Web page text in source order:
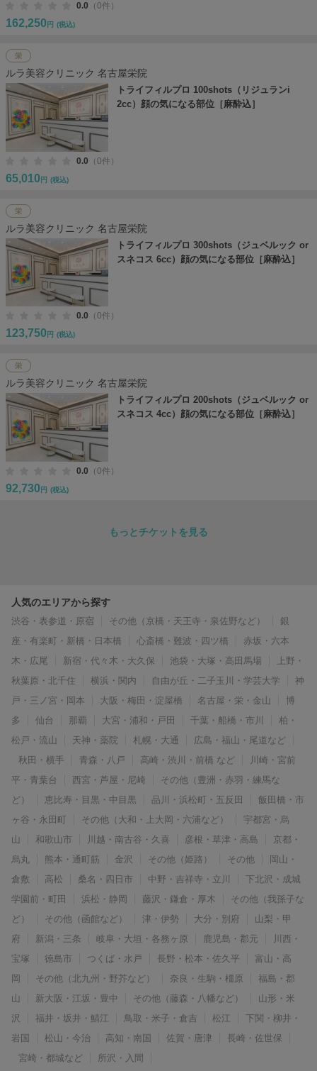
0.0 （0件）
162,250 円 (税込)
栄
ルラ美容クリニック 名古屋栄院
トライフィルプロ 100shots（リジュランi
2cc）顔の気になる部位［麻酔込］
0.0 （0件）
65,010 円 (税込)
栄
ルラ美容クリニック 名古屋栄院
トライフィルプロ 300shots（ジュベルック or
スネコス 6cc）顔の気になる部位［麻酔込］
0.0 （0件）
123,750 円 (税込)
栄
ルラ美容クリニック 名古屋栄院
トライフィルプロ 200shots（ジュベルック or
スネコス 4cc）顔の気になる部位［麻酔込］
0.0 （0件）
92,730 円 (税込)
もっとチケットを見る
人気のエリアから探す
渋谷・表参道・原宿 その他（京橋・天王寺・泉佐野など）
銀
座・有楽町・新橋・日本橋
心斎橋・難波・四ツ橋
赤坂・六本
木・広尾
新宿・代々木・大久保 池袋・大塚・高田馬場
上野・
秋葉原・北千住
横浜・関内 自由が丘・二子玉川・学芸大学
神
戸・三ノ宮・岡本
大阪・梅田・淀屋橋 名古屋・栄・金山
博
多
仙台 那覇 大宮・浦和・戸田 千葉・船橋・市川
柏・
松戸・流山
天神・薬院 札幌・大通
広島・福山・尾道など
秋田・横手
青森・八戸 高崎・渋川・前橋 など
川崎・宮前
平・青葉台
西宮・芦屋・尼崎
その他（豊洲・赤羽・練馬な
ど）
恵比寿・目黒・中目黒 品川・浜松町・五反田
飯田橋・市
ヶ谷・永田町
その他（大和・上大岡・六浦など）
宇都宮・烏
山
和歌山市 川越・南古谷・久喜 彦根・草津・高島
京都・
烏丸
熊本・通町筋 金沢 その他（姫路） その他
岡山・
倉敷
高松 桑名・四日市 中野・吉祥寺・立川
下北沢・成城
学園前・町田
浜松・静岡 藤沢・鎌倉・厚木
その他（我孫子な
ど）
その他（函館など） 津・伊勢 大分・別府
山梨・甲
府
新潟・三条 岐阜・大垣・各務ヶ原 鹿児島・郡元
川西・
宝塚
徳島市 つくば・水戸 長野・松本・佐久平
富山・高
岡
その他（北九州・野芥など） 奈良・生駒・橿原
福島・郡
山
新大阪・江坂・豊中 その他（藤森・八幡など）
山形・米
沢
福井・坂井・鯖江 鳥取・米子・倉吉 松江
下関・柳井・
岩国
松山・今治 高知・南国 佐賀・唐津
長崎・佐世保
宮崎・都城など
所沢・入間